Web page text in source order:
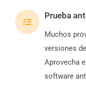
Prueba
Muchos
versiones
Aprovecha
software